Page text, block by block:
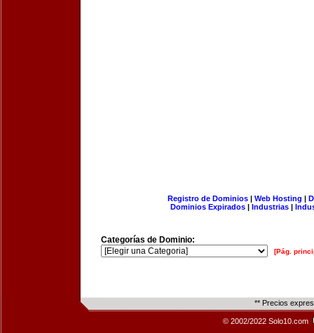
Registro de Dominios| Web Hosting |
Dominios Expirados | Industrias |
Categorías de Dominio:
[Pág.
** Precios
© 2002/2022 Solo10.com